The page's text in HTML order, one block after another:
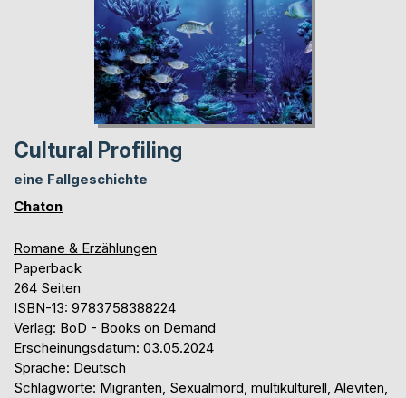
Cultural Profiling
eine Fallgeschichte
Chaton
Romane & Erzählungen
Paperback
264 Seiten
ISBN-13: 9783758388224
Verlag: BoD - Books on Demand
Erscheinungsdatum: 03.05.2024
Sprache: Deutsch
Schlagworte: Migranten, Sexualmord, multikulturell, Aleviten,